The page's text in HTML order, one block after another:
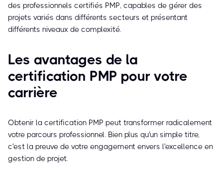
des professionnels certifiés PMP, capables de gérer des
projets variés dans différents secteurs et présentant
différents niveaux de complexité.
Les avantages de la
certification PMP pour votre
carrière
Obtenir la certification PMP peut transformer radicalement
votre parcours professionnel. Bien plus qu'un simple titre,
c'est la preuve de votre engagement envers l'excellence en
gestion de projet.